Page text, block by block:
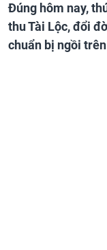
Đúng hôm nay,
thu Tài Lộc, đổi
chuẩn bị ngồi